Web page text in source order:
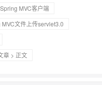
Spring MVC客户端
文件上传servlet3.0
章 > 正文